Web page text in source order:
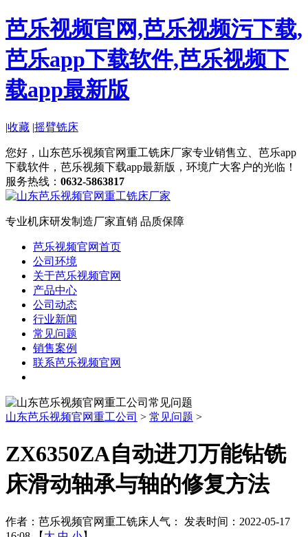
芭乐视频官网,芭乐视频污下载,
芭乐app下载软件,芭乐视频下
载app最新版
|收藏 |摇臂铣床
您好，山东芭乐视频官网重工铣床厂家专业销售立、芭乐app
下载软件，芭乐视频下载app最新版，环境广大客户的光临！
服务热线： 0632-5863817
专业机床研发制造厂家直销 品质保障
芭乐视频官网首页
公司环境
关于芭乐视频官网
产品中心
公司动态
行业新闻
常见问题
销售案例
联系芭乐视频官网
山东芭乐视频官网重工公司 > 常见问题 >
ZX6350ZA自动进刀万能钻铣
床滑动轴承与轴的修复方法
作者：芭乐视频官网重工铣床人气：
发表时间：2022-05-17